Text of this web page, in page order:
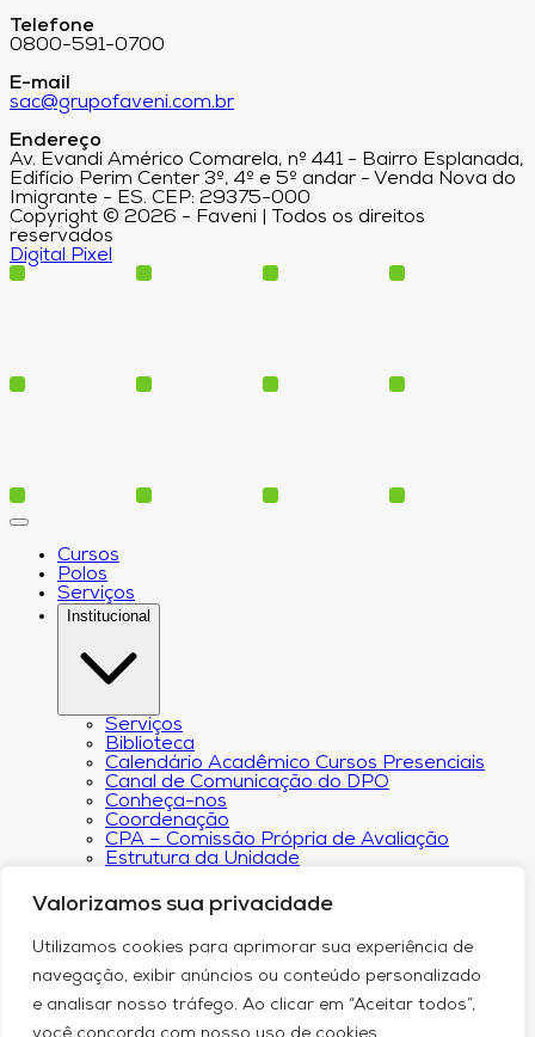
Valorizamos sua privacidade
Utilizamos cookies para aprimorar sua experiência de
navegação, exibir anúncios ou conteúdo personalizado
e analisar nosso tráfego. Ao clicar em “Aceitar todos”,
Telefone
0800-591-0700
E-mail
sac@grupofaveni.com.br
Endereço
Av. Evandi Américo Comarela, nº 441 - Bairro Esplanada,
Edifício Perim Center 3º, 4º e 5º andar - Venda Nova do
Imigrante - ES. CEP: 29375-000
Copyright © 2026 - Faveni | Todos os direitos
reservados
Digital Pixel
Cursos
Polos
Serviços
Institucional
Serviços
Biblioteca
Calendário Acadêmico Cursos Presenciais
Canal de Comunicação do DPO
Conheça-nos
Coordenação
CPA – Comissão Própria de Avaliação
Estrutura da Unidade
Programa de Iniciação Científica
Núcleo de Apoio Psicopedagógico
Regimento
Responsabilidade Social
Núcleo de Atendimento ao Egresso
Plano de Desenvolvimento Institucional (PDI))
Revista Científica Intelleto
Transparência Financeira e Resultados do